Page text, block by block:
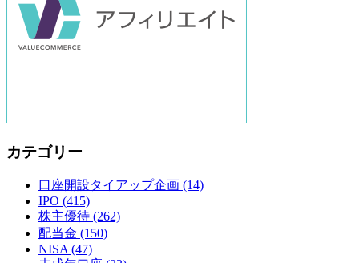
カテゴリー
口座開設タイアップ企画 (14)
IPO (415)
株主優待 (262)
配当金 (150)
NISA (47)